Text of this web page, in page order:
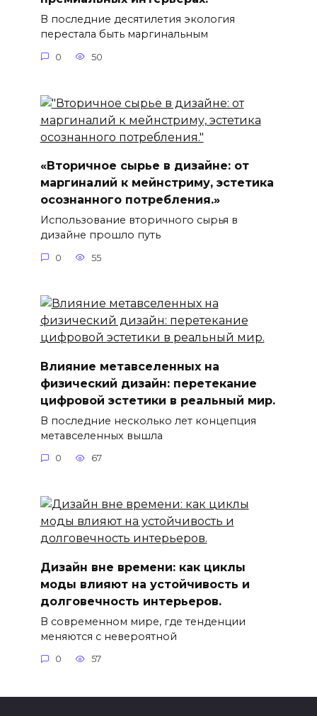
В последние десятилетия экология
перестала быть маргинальным
0 50
«Вторичное сырье в дизайне: от
маргиналий к мейнстриму, эстетика
осознанного потребления.»
Использование вторичного сырья в
дизайне прошло путь
0 55
Влияние метавселенных на
физический дизайн: перетекание
цифровой эстетики в реальный мир.
В последние несколько лет концепция
метавселенных вышла
0 67
Дизайн вне времени: как циклы
моды влияют на устойчивость и
долговечность интерьеров.
В современном мире, где тенденции
меняются с невероятной
0 57